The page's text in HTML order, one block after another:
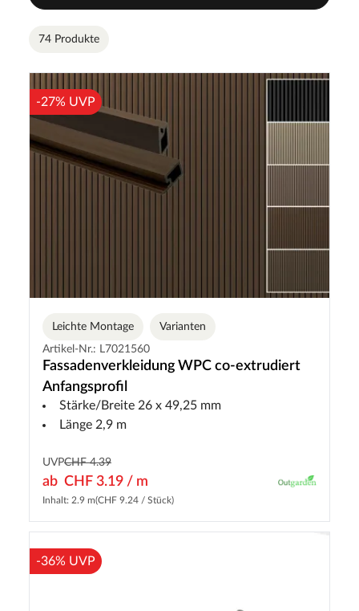
74 Produkte
-27% UVP
Leichte Montage
Varianten
Artikel-Nr.: L7021560
Fassadenverkleidung WPC co-extrudiert
Anfangsprofil
Stärke/Breite 26 x 49,25 mm
Länge 2,9 m
UVPCHF 4.39
ab CHF 3.19 / m
Inhalt: 2.9 m(CHF 9.24 / Stück)
-36% UVP